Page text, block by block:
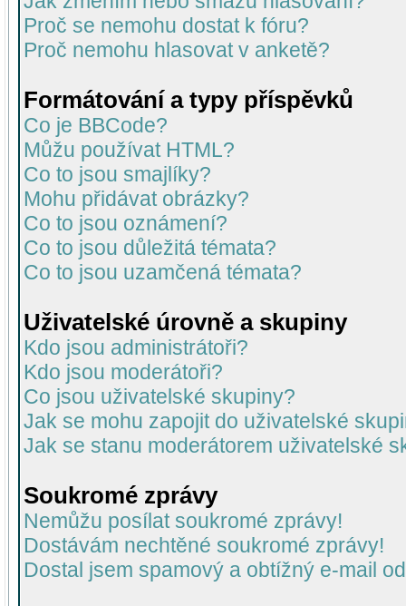
Proč se nemohu dostat k fóru?
Proč nemohu hlasovat v anketě?
Formátování a typy příspěvků
Co je BBCode?
Můžu používat HTML?
Co to jsou smajlíky?
Mohu přidávat obrázky?
Co to jsou oznámení?
Co to jsou důležitá témata?
Co to jsou uzamčená témata?
Uživatelské úrovně a skupiny
Kdo jsou administrátoři?
Kdo jsou moderátoři?
Co jsou uživatelské skupiny?
Jak se mohu zapojit do uživatelské
Jak se stanu moderátorem uživatelské
Soukromé zprávy
Nemůžu posílat soukromé zprávy!
Dostávám nechtěné soukromé zprávy!
Dostal jsem spamový a obtížný e-mail